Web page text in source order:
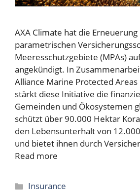
AXA Climate hat die Erneuerung
parametrischen
Meeresschutzgebiete (MPAs)
angekündigt. In
Alliance Marine Protected
stärkt diese Initiative die
Gemeinden und Ökosystemen
schützt über 90.000 Hektar
den Lebensunterhalt von
und bietet ihnen durch
Read more
Categories
Insurance